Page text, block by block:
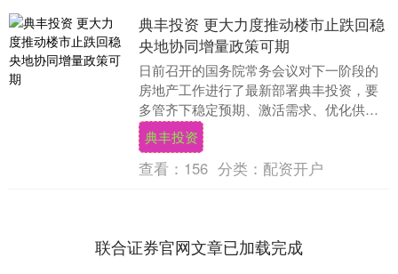
典丰投资 更大力度推动楼市止跌回稳
央地协同增量政策可期
日前召开的国务院常务会议对下一阶段的
房地产工作进行了最新部署典丰投资，要
多管齐下稳定预期、激活需求、优化供
给、化解风险，更大力度推动房地产市场
止跌回稳。接受证券....
典丰投资
查看： 156 分类： 配资开户
联合证券官网文章已加载完成